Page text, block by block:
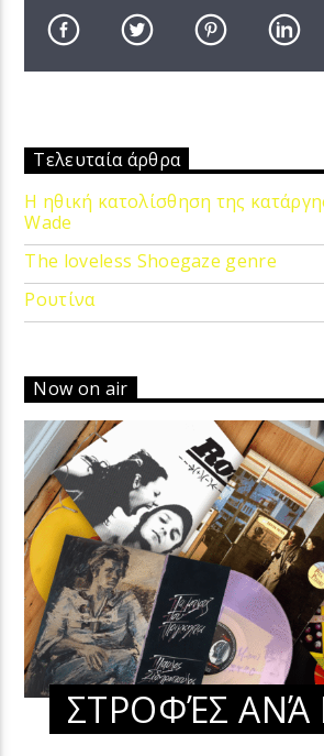
Τελευταία άρθρα
Η ηθική κατολίσθηση της
Wade
The loveless Shoegaze genre
Ρουτίνα
Now on air
ΣΤΡΟΦΈΣ ΑΝΆ